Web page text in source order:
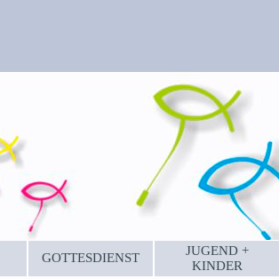
GOTTESDIENST
JUGEND +
KINDER